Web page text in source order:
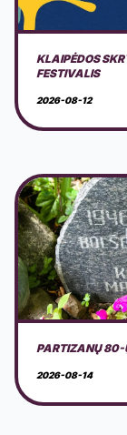
PARTIZANŲ 80-